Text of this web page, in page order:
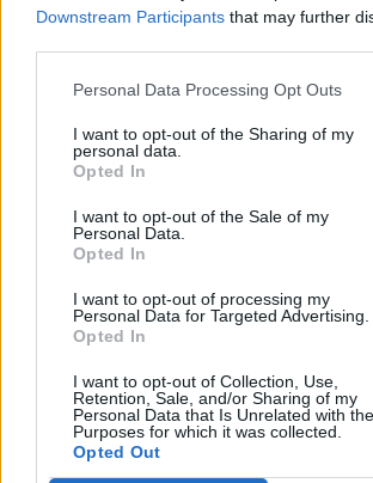
Downstream Participants that may further
Personal Data Processing Opt Outs
I want to opt-out of the Sharing of my
personal data.
Opted In
I want to opt-out of the Sale of my
Personal Data.
Opted In
I want to opt-out of processing my
Personal Data for Targeted Advertising.
Opted In
I want to opt-out of Collection, Use,
Retention, Sale, and/or Sharing of my
Personal Data that Is Unrelated with the
Purposes for which it was collected.
Opted Out
Μητέρα για πρώτη φορά η Γιώτα